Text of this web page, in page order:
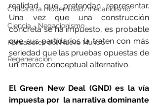
Crítica a la modernidad/mecanicismo
Ciencia - Negacionismo
Pensadores del Nuevo Mundo
Regeneración
realidad que pretendan representar.
Una vez que una construcción
concreta se ha impuesto, es probable
que sus partidarios la traten con más
seriedad que las pruebas opuestas de
un marco conceptual alternativo.
El Green New Deal (GND) es la vía
impuesta por  la narrativa dominante